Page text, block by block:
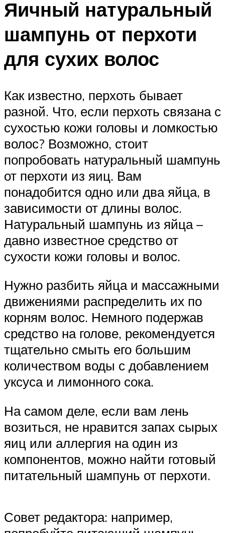
Яичный натуральный
шампунь от перхоти
для сухих волос
Как известно, перхоть бывает
разной. Что, если перхоть связана с
сухостью кожи головы и ломкостью
волос? Возможно, стоит
попробовать натуральный шампунь
от перхоти из яиц. Вам
понадобится одно или два яйца, в
зависимости от длины волос.
Натуральный шампунь из яйца –
давно известное средство от
сухости кожи головы и волос.
Нужно разбить яйца и массажными
движениями распределить их по
корням волос. Немного подержав
средство на голове, рекомендуется
тщательно смыть его большим
количеством воды с добавлением
уксуса и лимонного сока.
На самом деле, если вам лень
возиться, не нравится запах сырых
яиц или аллергия на один из
компонентов, можно найти готовый
питательный шампунь от перхоти.
Совет редактора: например,